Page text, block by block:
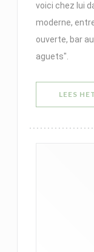
voici chez lui
moderne,
ouverte, bar
aguets".
LEES